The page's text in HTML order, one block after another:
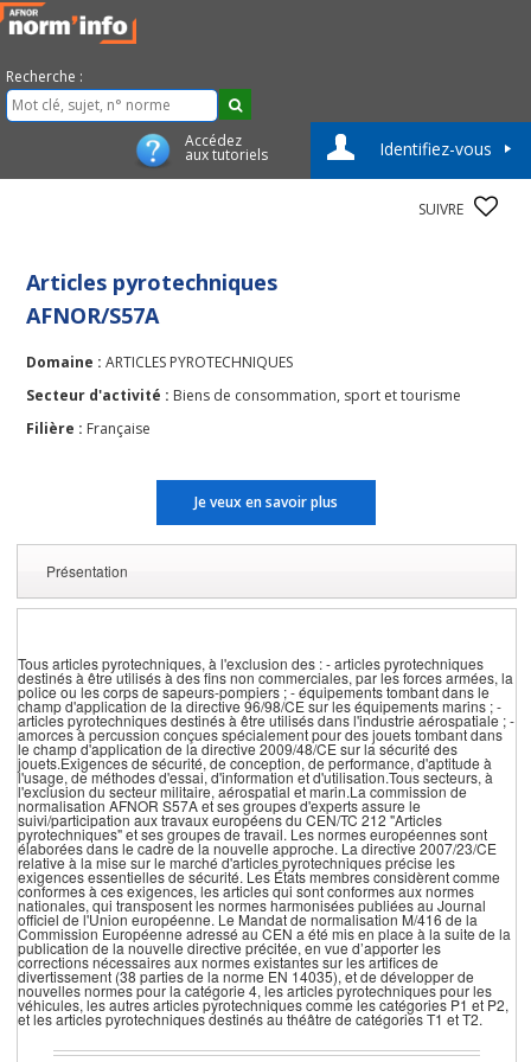
Recherche :
Accédez
aux tutoriels Identifiez-vous
SUIVRE
Articles pyrotechniques
AFNOR/S57A
Domaine : ARTICLES PYROTECHNIQUES
Secteur d'activité : Biens de consommation, sport et tourisme
Filière : Française
Je veux en savoir plus
Présentation
Tous articles pyrotechniques, à l'exclusion des : - articles pyrotechniques
destinés à être utilisés à des fins non commerciales, par les forces armées, la
police ou les corps de sapeurs-pompiers ; - équipements tombant dans le
champ d'application de la directive 96/98/CE sur les équipements marins ; -
articles pyrotechniques destinés à être utilisés dans l'industrie aérospatiale ; -
amorces à percussion conçues spécialement pour des jouets tombant dans
le champ d'application de la directive 2009/48/CE sur la sécurité des
jouets.Exigences de sécurité, de conception, de performance, d'aptitude à
l'usage, de méthodes d'essai, d'information et d'utilisation.Tous secteurs, à
l'exclusion du secteur militaire, aérospatial et marin.La commission de
normalisation AFNOR S57A et ses groupes d'experts assure le
suivi/participation aux travaux européens du CEN/TC 212 "Articles
pyrotechniques" et ses groupes de travail. Les normes européennes sont
élaborées dans le cadre de la nouvelle approche. La directive 2007/23/CE
relative à la mise sur le marché d'articles pyrotechniques précise les
exigences essentielles de sécurité. Les États membres considèrent comme
conformes à ces exigences, les articles qui sont conformes aux normes
nationales, qui transposent les normes harmonisées publiées au Journal
officiel de l'Union européenne. Le Mandat de normalisation M/416 de la
Commission Européenne adressé au CEN a été mis en place à la suite de la
publication de la nouvelle directive précitée, en vue d’apporter les
corrections nécessaires aux normes existantes sur les artifices de
divertissement (38 parties de la norme EN 14035), et de développer de
nouvelles normes pour la catégorie 4, les articles pyrotechniques pour les
véhicules, les autres articles pyrotechniques comme les catégories P1 et P2,
et les articles pyrotechniques destinés au théâtre de catégories T1 et T2.